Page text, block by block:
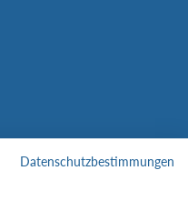
Datenschutzbestimmungen